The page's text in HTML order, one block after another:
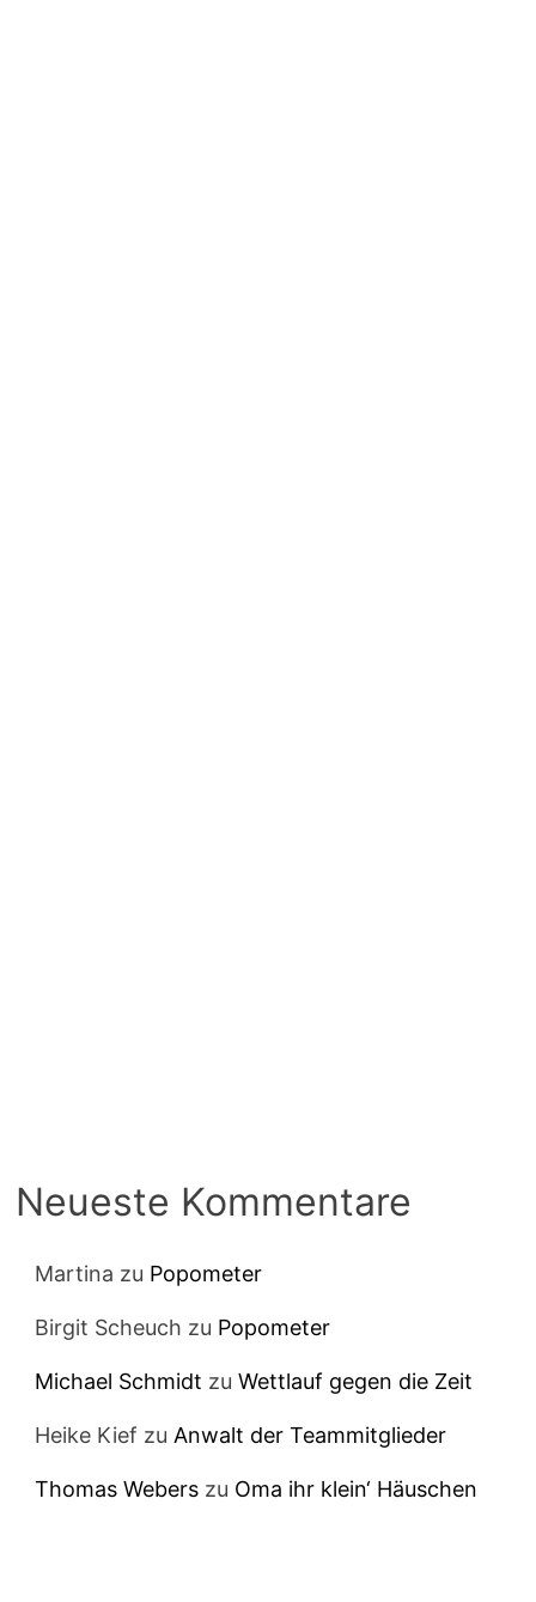
Neueste Kommentare
Martina zu Popometer
Birgit Scheuch zu Popometer
Michael Schmidt zuWettlauf gegen die Zeit
Heike Kief zu Anwalt der Teammitglieder
Thomas Webers zu Oma ihr klein‘ Häuschen